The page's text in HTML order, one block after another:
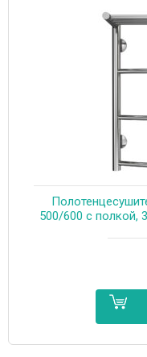
500/600 с полкой,